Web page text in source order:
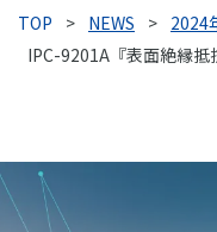
各種サポート
企業情報
TOP > NEWS > 2024
IPC-9201A『表面絶縁